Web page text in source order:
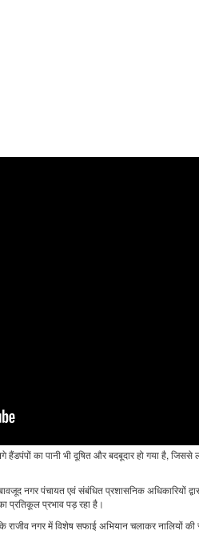
का पानी भी दूषित और बदबूदार हो गया है,
नगर पंचायत एवं संबंधित प्रशासनिक अधिकारियों
प्रतिकूल प्रभाव पड़ रहा है।
राजीव नगर में विशेष सफाई अभियान चलाकर नालियों